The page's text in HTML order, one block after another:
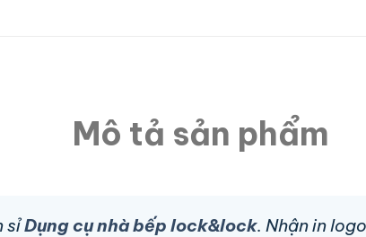
Mô tả sản phẩm
sỉDụng cụ nhà bếp lock&lock. Nhận in